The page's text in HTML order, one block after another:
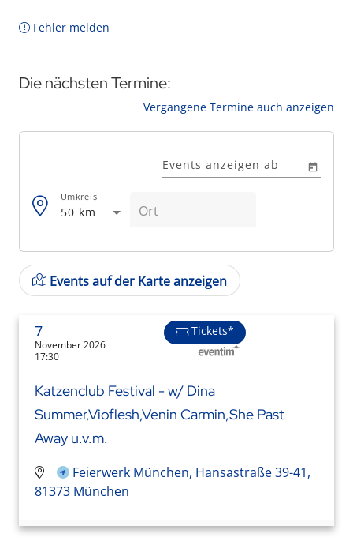
Fehler melden
Die nächsten Termine:
Vergangene Termine auch anzeigen
Events anzeigen ab
50 km
Umkreis
Events auf der Karte anzeigen
7
November 2026
17:30
Tickets*
Katzenclub Festival - w/ Dina
Summer,Vioflesh,Venin Carmin,She Past
Away u.v.m.
Feierwerk München, Hansastraße 39-41,
81373 München